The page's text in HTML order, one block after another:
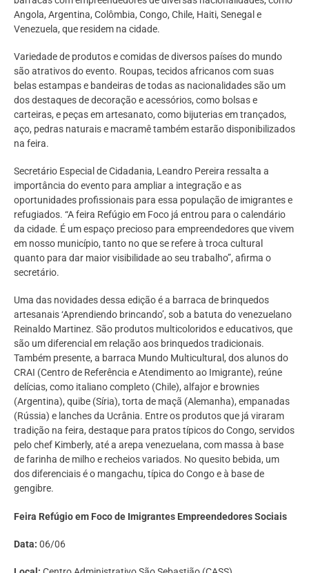
Angola, Argentina, Colômbia, Congo, Chile, Haiti, Senegal e
Venezuela, que residem na cidade.
Variedade de produtos e comidas de diversos países do mundo
são atrativos do evento. Roupas, tecidos africanos com suas
belas estampas e bandeiras de todas as nacionalidades são um
dos destaques de decoração e acessórios, como bolsas e
carteiras, e peças em artesanato, como bijuterias em trançados,
aço, pedras naturais e macramê também estarão disponibilizados
na feira.
Secretário Especial de Cidadania, Leandro Pereira ressalta a
importância do evento para ampliar a integração e as
oportunidades profissionais para essa população de imigrantes e
refugiados. “A feira Refúgio em Foco já entrou para o calendário
da cidade. É um espaço precioso para empreendedores que vivem
em nosso município, tanto no que se refere à troca cultural
quanto para dar maior visibilidade ao seu trabalho”, afirma o
secretário.
Uma das novidades dessa edição é a barraca de brinquedos
artesanais ‘Aprendiendo brincando’, sob a batuta do venezuelano
Reinaldo Martinez. São produtos multicoloridos e educativos, que
são um diferencial em relação aos brinquedos tradicionais.
Também presente, a barraca Mundo Multicultural, dos alunos do
CRAI (Centro de Referência e Atendimento ao Imigrante), reúne
delícias, como italiano completo (Chile), alfajor e brownies
(Argentina), quibe (Síria), torta de maçã (Alemanha), empanadas
(Rússia) e lanches da Ucrânia. Entre os produtos que já viraram
tradição na feira, destaque para pratos típicos do Congo, servidos
pelo chef Kimberly, até a arepa venezuelana, com massa à base
de farinha de milho e recheios variados. No quesito bebida, um
dos diferenciais é o mangachu, típica do Congo e à base de
gengibre.
Feira Refúgio em Foco de Imigrantes Empreendedores Sociais
Data: 06/06